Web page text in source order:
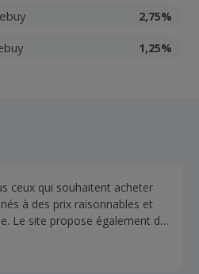
2,75%
1,25%
ceux qui souhaitent acheter
à des prix raisonnables et
Le site propose également de
plus.